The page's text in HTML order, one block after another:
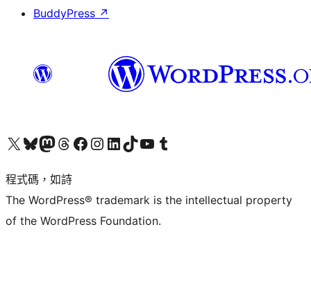
BuddyPress ↗
查看我們的 X (之前的 Twitter) 帳號造訪我們的 Bluesky 帳號造訪我們的 Mastodon 帳號造訪我們的 Threads 帳號 造訪我們的 Facebook 粉絲專頁Visit our Instagram account
Visit our LinkedIn account
造訪我們的 TikTok 帳號Visit our YouTube channel
造訪我們的 Tumblr 帳號
程式碼，如詩
The WordPress® trademark is the intellectual property
of the WordPress Foundation.